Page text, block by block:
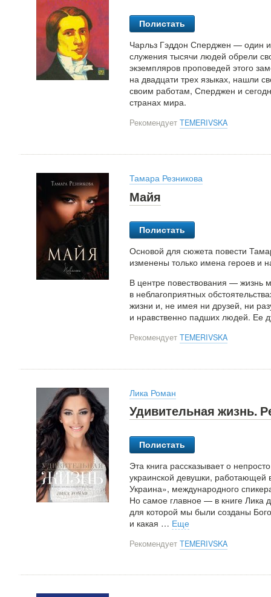
Полистать
Чарльз Гэддон Сперджен — один
служения тысячи людей обрели
экземпляров проповедей этого
на двадцати трех языках, нашли
своим работам, Сперджен и
странах мира.
Рекомендует TEMERIVSKA
Тамара Резникова
Майя
Полистать
Основой для сюжета повести
изменены только имена героев и
В центре повествования — жизнь
в неблагоприятных
жизни и, не имея ни друзей, ни
и нравственно падших людей. Ее
Рекомендует TEMERIVSKA
Лика Роман
Удивительная жизнь.
Полистать
Эта книга рассказывает о
украинской девушки, работающей
Украина», международного
Но самое главное — в книге Лика
для которой мы были созданы
и какая … Еще
Рекомендует TEMERIVSKA